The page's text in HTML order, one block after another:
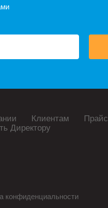
Клиентам Прайс
Директору
конфиденциальности